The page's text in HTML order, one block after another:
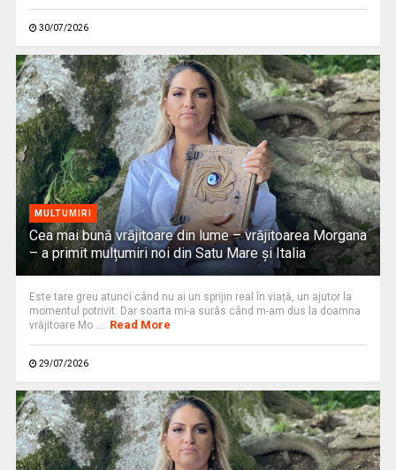
30/07/2026
MULTUMIRI
Cea mai bună vrăjitoare din lume – vrăjitoarea Morgana
– a primit mulțumiri noi din Satu Mare și Italia
Este tare greu atunci când nu ai un sprijin real în viață, un ajutor la
momentul potrivit. Dar soarta mi-a surâs când m-am dus la doamna
vrăjitoare Mo ...
Read More
29/07/2026